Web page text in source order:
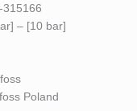
315166
– [10 bar]
Poland